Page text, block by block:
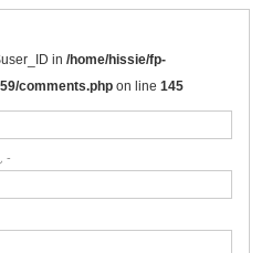
in /home/hissie/fp-
comments.php on line 145
-